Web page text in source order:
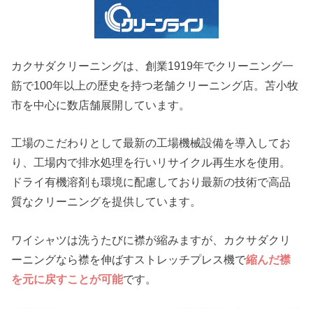
カクサダクリーニングは、創業1919年でクリーニング一
筋で100年以上の歴史を持つ老舗クリーニング店。苫小牧
市を中心に数店舗展開しています。
工場のこだわりとして最新の工場機械設備を導入してお
り、工場内で排水処理を行いリサイクル再生水を使用。
ドライ有機溶剤も環境に配慮しており最新の技術で高品
質なクリーニングを提供しています。
ワイシャツは洗うたびに襟が縮みますが、カクサダクリ
ーニングなら襟を伸ばすストレッチプレス機で縮んだ襟
を元に戻すことが可能です。